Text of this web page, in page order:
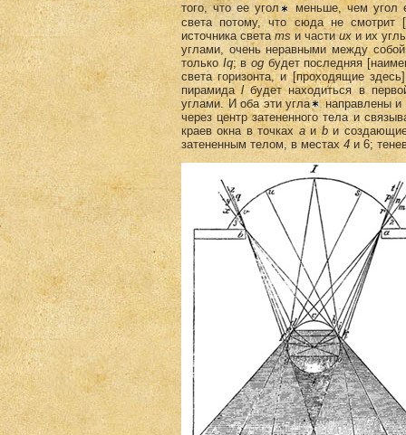
того, что ее угол
меньше, чем угол
света потому, что сюда не
источника светаmsи частиихи их
углами, очень неравными между
толькоIq; в ogбудет последняя
света горизонта, и [проходящие
пирамидаlбудет находиться в
углами. И оба эти угла
направлены и
через центр затененного тела и
краев окна в точках аиbи создающие
затененным телом, в ме­стах 4 и 6;